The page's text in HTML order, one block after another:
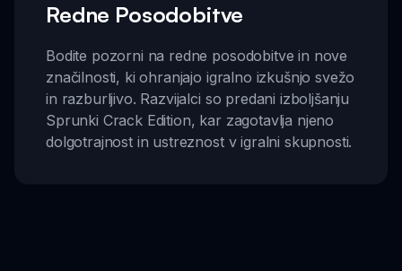
Redne Posodobitve
Bodite pozorni na redne posodobitve in nove
značilnosti, ki ohranjajo igralno izkušnjo svežo
in razburljivo. Razvijalci so predani izboljšanju
Sprunki Crack Edition, kar zagotavlja njeno
dolgotrajnost in ustreznost v igralni skupnosti.